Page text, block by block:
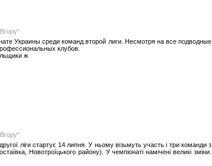
Украины среди команд второй лиги. Несмотря на все подводные
клубов.
ж
ліги стартує 14 липня. У ньому візьмуть участь і три команди з
Новотроїцького району). У чемпіонаті намічені великі зміни.